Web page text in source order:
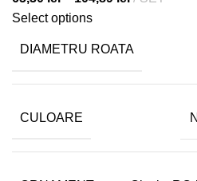
Select options
DIAMETRU ROATA
CULOARE